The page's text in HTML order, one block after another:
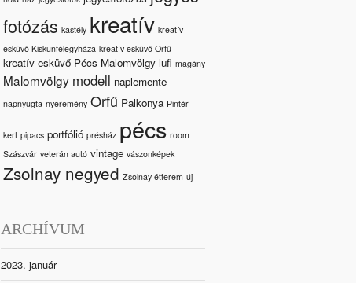
fotózás kastély kreatív kreatív
esküvő Kiskunfélegyháza kreatív esküvő Orfű
kreatív esküvő Pécs Malomvölgy lufi magány
Malomvölgy modell naplemente
napnyugta nyeremény Orfű Palkonya Pintér-
kert pipacs portfólió présház pécs room
Szászvár veterán autó vintage vászonképek
Zsolnay negyed Zsolnay étterem új
ARCHÍVUM
2023. január